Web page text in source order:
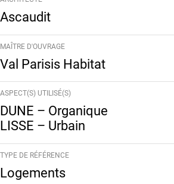
Ascaudit
MAÎTRE D'OUVRAGE
Val Parisis Habitat
ASPECT(S) UTILISÉ(S)
DUNE – Organique
LISSE – Urbain
TYPE DE RÉFÉRENCE
Logements